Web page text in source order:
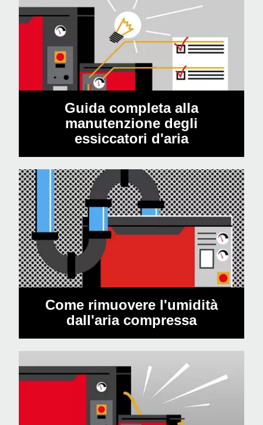
Guida completa alla
manutenzione degli
essiccatori d'aria
Come rimuovere l'umidità
dall'aria compressa